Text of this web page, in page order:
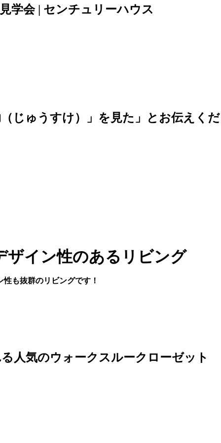
学会 | センチュリーハウス
じゅうすけ）」を見た」とお伝えく
イン性のあるリビング
も抜群のリビングです！
人気のウォークスルークローゼット